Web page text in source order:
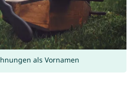
als Vornamen